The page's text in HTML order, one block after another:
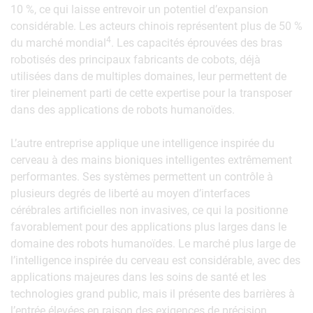
10 %, ce qui laisse entrevoir un potentiel d’expansion
considérable. Les acteurs chinois représentent plus de 50 %
du marché mondial4
. Les capacités éprouvées des bras
robotisés des principaux fabricants de cobots, déjà
utilisées dans de multiples domaines, leur permettent de
tirer pleinement parti de cette expertise pour la transposer
dans des applications de robots humanoïdes.
L’autre entreprise applique une intelligence inspirée du
cerveau à des mains bioniques intelligentes extrêmement
performantes. Ses systèmes permettent un contrôle à
plusieurs degrés de liberté au moyen d’interfaces
cérébrales artificielles non invasives, ce qui la positionne
favorablement pour des applications plus larges dans le
domaine des robots humanoïdes. Le marché plus large de
l’intelligence inspirée du cerveau est considérable, avec des
applications majeures dans les soins de santé et les
technologies grand public, mais il présente des barrières à
l’entrée élevées en raison des exigences de précision